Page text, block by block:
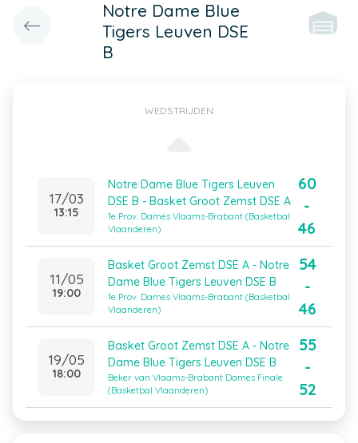
Notre Dame Blue
Tigers Leuven DSE
B
WEDSTRIJDEN
17/03
13:15
Notre Dame Blue Tigers Leuven
DSE B - Basket Groot Zemst DSE A
1e Prov. Dames Vlaams-Brabant (Basketbal
Vlaanderen)
60
-
46
11/05
19:00
Basket Groot Zemst DSE A - Notre
Dame Blue Tigers Leuven DSE B
1e Prov. Dames Vlaams-Brabant (Basketbal
Vlaanderen)
54
-
46
19/05
18:00
Basket Groot Zemst DSE A - Notre
Dame Blue Tigers Leuven DSE B
Beker van Vlaams-Brabant Dames Finale
(Basketbal Vlaanderen)
55
-
52